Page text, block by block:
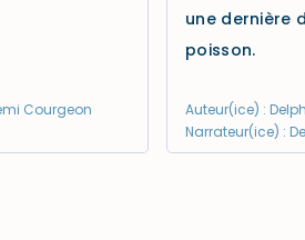
Courgeon
une dernière
poisson.
Auteur(ice) :
Narrateur(ice) :